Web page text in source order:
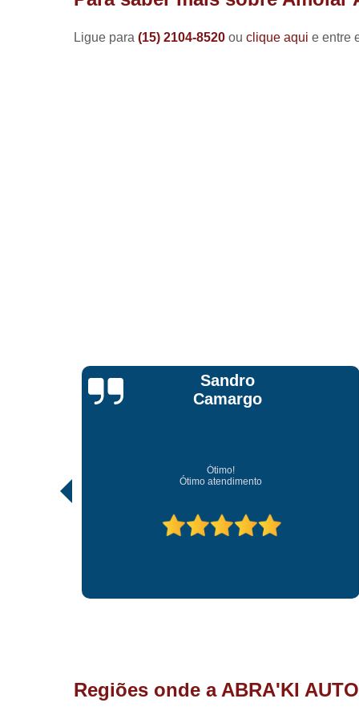
Ligue para (15) 2104-8520 ou clique aqui e entre
Jonathan Jhow
Os melhores de Sorocaba
Ótimo atendimento, os melhores profissionais de Sorocaba.
Regiões onde a ABRA'KI